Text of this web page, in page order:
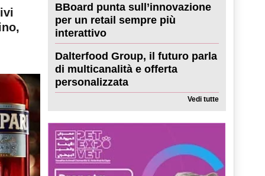
BBoard punta sull’innovazione
per un retail sempre più
interattivo
Dalterfood Group, il futuro parla
di multicanalità e offerta
personalizzata
Vedi tutte